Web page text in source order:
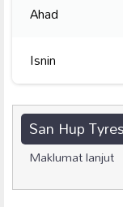
Ahad
Isnin
San Hup
Maklumat lanjut